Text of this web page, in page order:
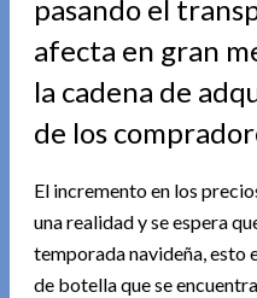
pasando el
afecta en gran
la cadena de
de los
El incremento en los
una realidad y se espera
temporada navideña, esto
de botella que se